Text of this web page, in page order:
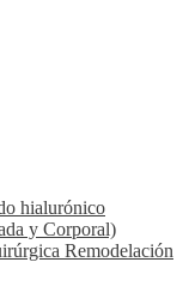
hialurónico
y Corporal)
Remodelación